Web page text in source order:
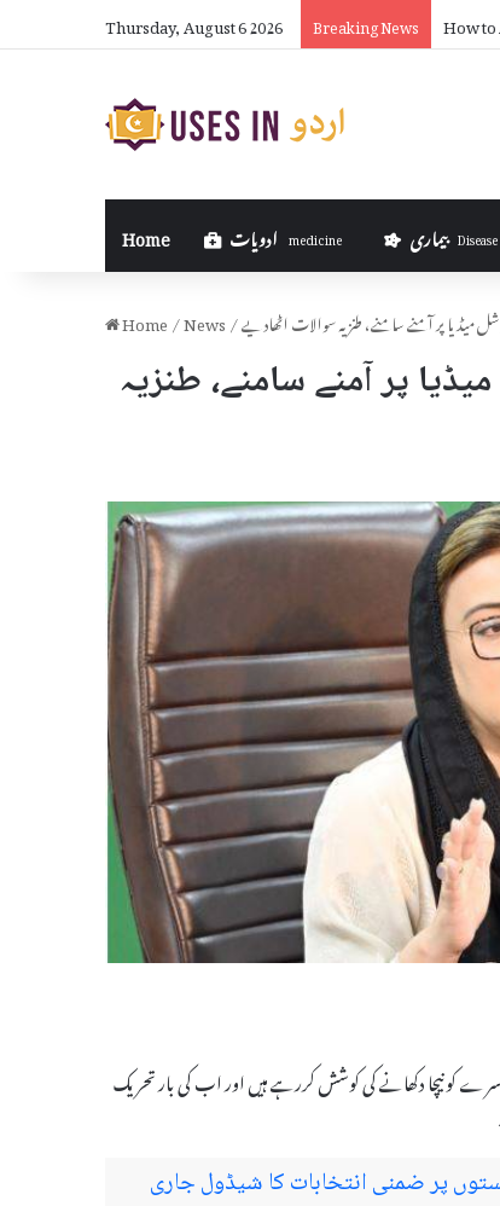
Thursday, August 6 2026 Breaking News How
Home medicine بیماری Disease
Home/News/میڈیا پر آمنے سامنے، طنزیہ سوالات اٹھادیے
پر آمنے سامنے، طنزیہ
نیچا دکھانے کی کوشش کررہے ہیں اور اب کی بار تحریک
پر ضمنی انتخابات کا شیڈول جاری